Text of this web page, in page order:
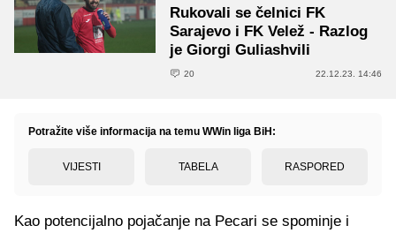
Rukovali se čelnici FK
Sarajevo i FK Velež - Razlog
je Giorgi Guliashvili
20 22.12.23. 14:46
Potražite više informacija na temu WWin liga BiH:
VIJESTI TABELA RASPORED
Kao potencijalno pojačanje na Pecari se spominje i